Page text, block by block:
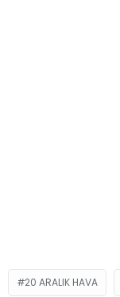
20 ARALIK HAVA